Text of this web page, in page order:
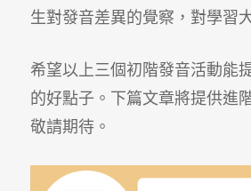
生對發音差異的覺察，對學習
希望以上三個初階發音活動能
的好點子。下篇文章將提供進
敬請期待。